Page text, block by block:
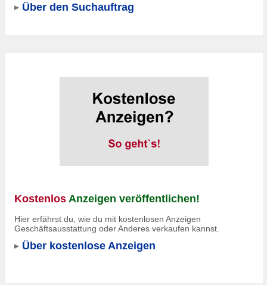
Über den Suchauftrag
Kostenlos Anzeigen veröffentlichen!
Hier erfährst du, wie du mit kostenlosen Anzeigen
Geschäftsausstattung oder Anderes verkaufen kannst.
Über kostenlose Anzeigen